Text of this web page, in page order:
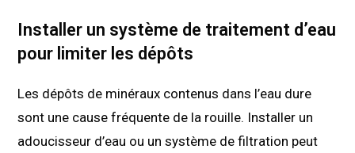
Installer un système de traitement d’eau
pour limiter les dépôts
Les dépôts de minéraux contenus dans l’eau dure
sont une cause fréquente de la rouille. Installer un
adoucisseur d’eau ou un système de filtration peut